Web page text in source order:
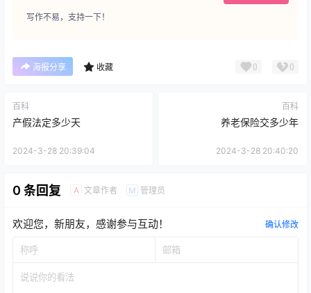
写作不易，支持一下！
海报分享 收藏 0 0
百科
产假法定多少天
2024-3-28 20:39:04
百科
养老保险交多少年
2024-3-28 20:40:20
0 条回复 A 文章作者 M 管理员
欢迎您，新朋友，感谢参与互动！ 确认修改